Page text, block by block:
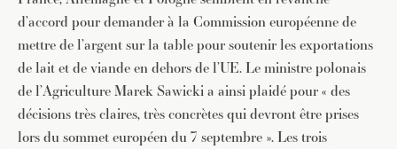
d’accord pour demander à la Commission européenne de
mettre de l’argent sur la table pour soutenir les exportations
de lait et de viande en dehors de l’UE. Le ministre polonais
de l’Agriculture Marek Sawicki a ainsi plaidé pour « des
décisions très claires, très concrètes qui devront être prises
lors du sommet européen du 7 septembre ». Les trois